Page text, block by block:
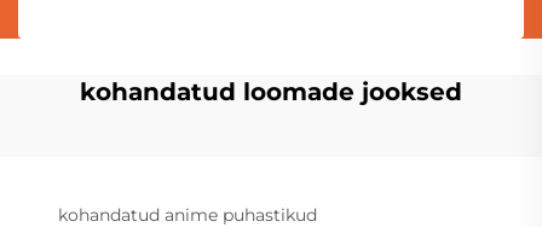
kohandatud loomade jooksed
kohandatud anime puhastikud